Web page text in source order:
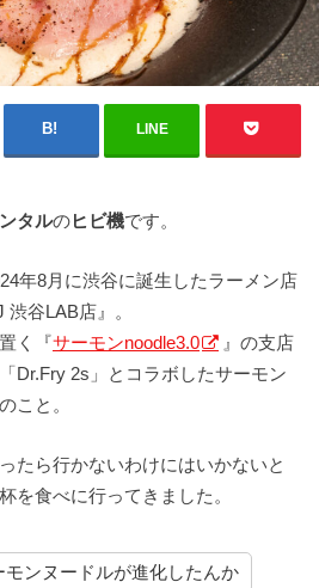
LINE
タルのヒビ機です。
年8月に渋谷に誕生したラーメン店
渋谷LAB店』。
く『サーモンnoodle3.0
』の支店
Dr.Fry 2s」とコラボしたサーモン
こと。
たら行かないわけにはいかないと
を食べに行ってきました。
モンヌードルが進化したんか